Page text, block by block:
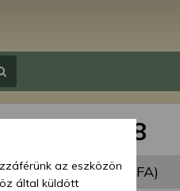
3/4"-18
Ft (1 708 Ft + ÁFA)
az eszközön
által küldött